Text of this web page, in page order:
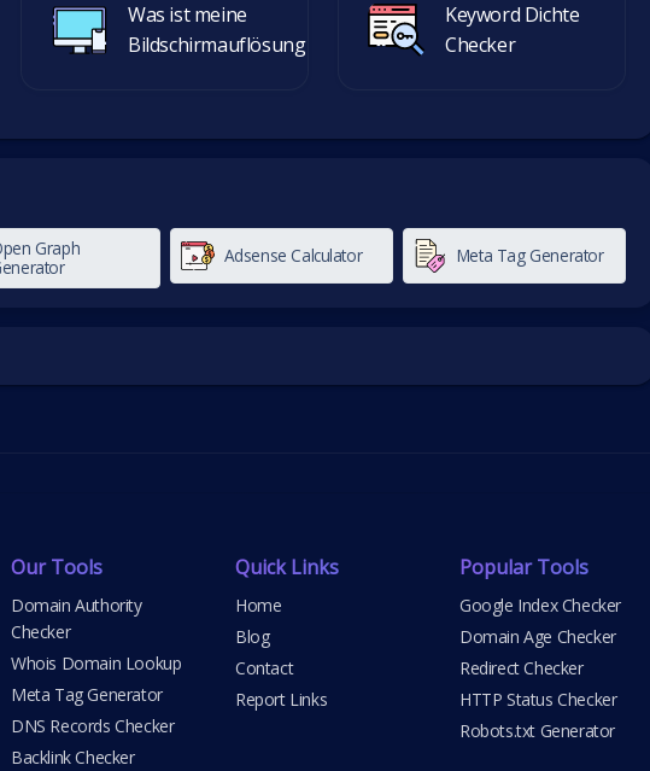
Was ist meine
Bildschirmauflösung
Keyword Dichte
Checker
Graph
Adsense Calculator Meta Tag Generator
Our Tools
Domain Authority
Checker
Whois Domain Lookup
Meta Tag Generator
DNS Records Checker
Backlink Checker
Quick Links
Home
Blog
Contact
Report Links
Popular Tools
Google Index Checker
Domain Age Checker
Redirect Checker
HTTP Status Checker
Robots.txt Generator